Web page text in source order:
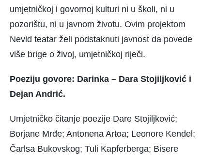
umjetničkoj i govornoj kulturi ni u školi, ni u
pozorištu, ni u javnom životu. Ovim projektom
Nevid teatar želi podstaknuti javnost da povede
više brige o živoj, umjetničkoj riječi.
Poeziju govore: Darinka – Dara Stojiljković i
Dejan Andrić.
Umjetničko čitanje poezije Dare Stojiljković;
Borjane Mrđe; Antonena Artoa; Leonore Kendel;
Čarlsa Bukovskog; Tuli Kapferberga; Bisere